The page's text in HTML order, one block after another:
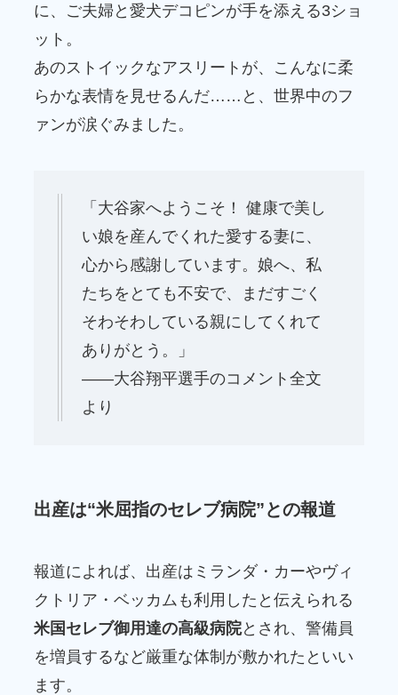
に、ご夫婦と愛犬デコピンが手を添える3ショ
ット。
あのストイックなアスリートが、こんなに柔
らかな表情を見せるんだ……と、世界中のフ
ァンが涙ぐみました。
「大谷家へようこそ！ 健康で美し
い娘を産んでくれた愛する妻に、
心から感謝しています。娘へ、私
たちをとても不安で、まだすごく
そわそわしている親にしてくれて
ありがとう。」
――大谷翔平選手のコメント全文
より
出産は“米屈指のセレブ病院”との報道
報道によれば、出産はミランダ・カーやヴィ
クトリア・ベッカムも利用したと伝えられる
米国セレブ御用達の高級病院とされ、警備員
を増員するなど厳重な体制が敷かれたといい
ます。